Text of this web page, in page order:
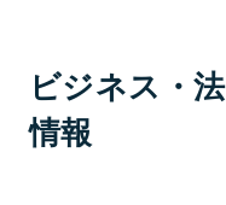
ビジネス・
情報